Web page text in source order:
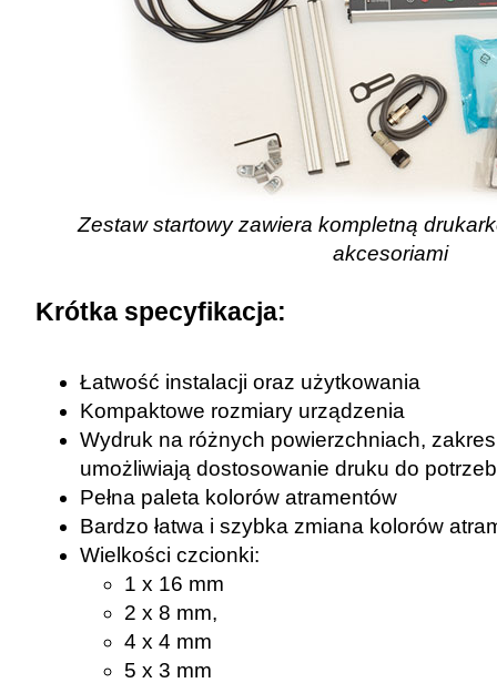
Zestaw startowy zawiera kompletną
akcesoriami
Krótka specyfikacja:
Łatwość instalacji oraz użytkowania
Kompaktowe rozmiary urządzenia
Wydruk na różnych powierzchniach,
umożliwiają dostosowanie druku do
Pełna paleta kolorów atramentów
Bardzo łatwa i szybka zmiana kolorów
Wielkości czcionki:
1 x 16 mm
2 x 8 mm,
4 x 4 mm
5 x 3 mm